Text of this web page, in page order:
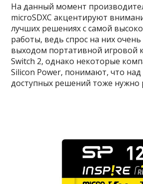
На данный момент
microSDXC акцентируют
лучших решениях с самой
работы, ведь спрос на них очень
выходом портативной игровой
Switch 2, однако некоторые
Silicon Power, понимают, что
доступных решений тоже нужно